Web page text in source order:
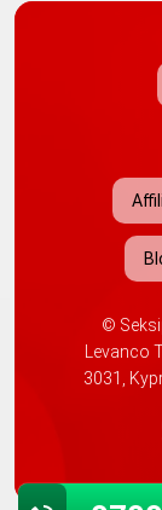
©
Levanco
3031,